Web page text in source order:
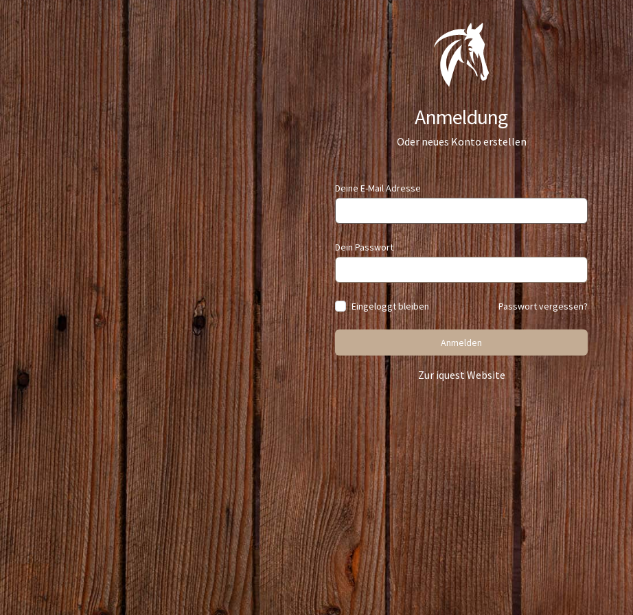
Anmeldung
Oderneues Konto erstellen
Deine E-Mail Adresse
Dein Passwort
Eingeloggt bleiben Passwort vergessen?
Anmelden
Zur iquest Website